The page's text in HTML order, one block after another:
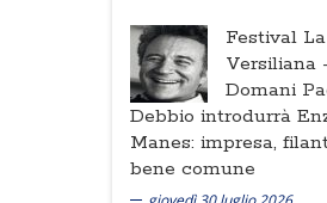
Festival La
Versiliana
Domani
Debbio introdurrà
Manes: impresa,
bene comune